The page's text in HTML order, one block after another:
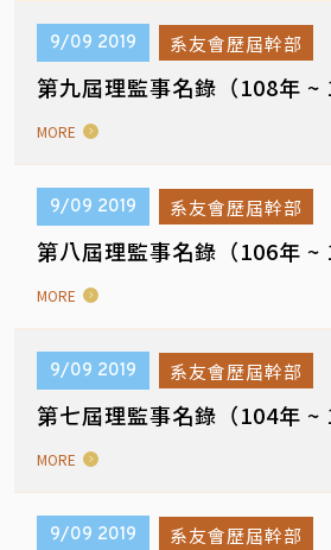
9/09 2019 系友會歷屆幹部
第九屆理監事名錄（108年 ~
MORE
9/09 2019 系友會歷屆幹部
第八屆理監事名錄（106年 ~
MORE
9/09 2019 系友會歷屆幹部
第七屆理監事名錄（104年 ~
MORE
9/09 2019 系友會歷屆幹部